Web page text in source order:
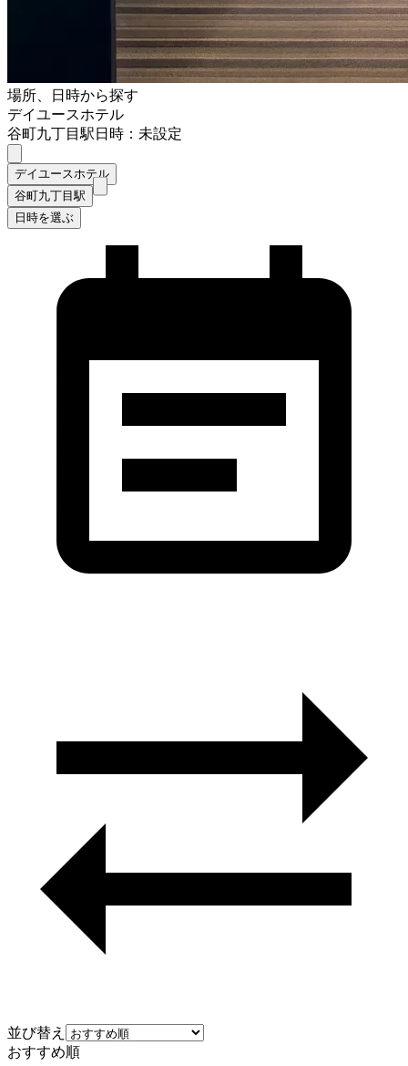
場所、日時から探す
デイユースホテル
谷町九丁目駅日時：未設定
デイユースホテル
谷町九丁目駅
日時を選ぶ
並び替え
おすすめ順